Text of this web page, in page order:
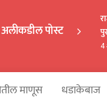
अलीकडील पोस्ट
4
माणूस धडाकेबाज